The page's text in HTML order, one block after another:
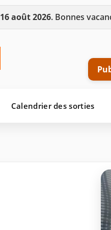
16 août 2026. Bonnes
Calendrier des sorties